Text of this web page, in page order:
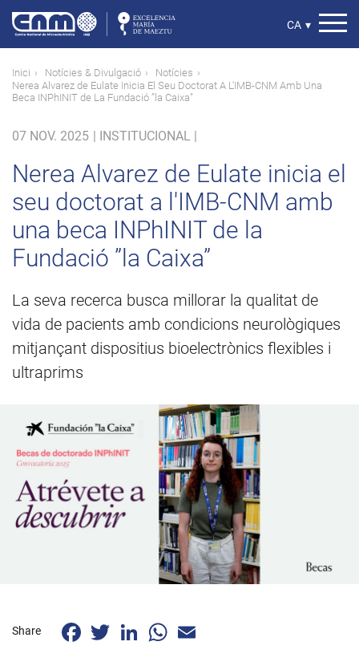
contingut
Select
CA ▾
Fil
d'ariadna
Inici Notícies & Divulgació
Notícies
Nerea Alvarez de Eulate Inicia El Seu Doctorat A L'IMB-CNM Amb Una
Beca INPhINIT de La Fundació ”la Caixa”
07 NOV. 2025 | INSTITUCIONAL |
Nerea Alvarez de Eulate inicia el
seu doctorat a l'IMB-CNM amb
una beca INPhINIT de la
Fundació ”la Caixa”
La seva recerca busca millorar la qualitat de
vida de pacients amb condicions neurològiques
mitjançant dispositius bioelectrònics flexibles i
ultraprims
Share FacebookTwitterLinkedInWhatsApp